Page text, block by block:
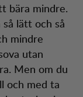
bära mindre.
lätt och så
mindre
utan
Men om du
och med ta